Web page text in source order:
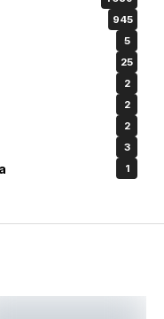
945
5
25
2
2
2
3
1